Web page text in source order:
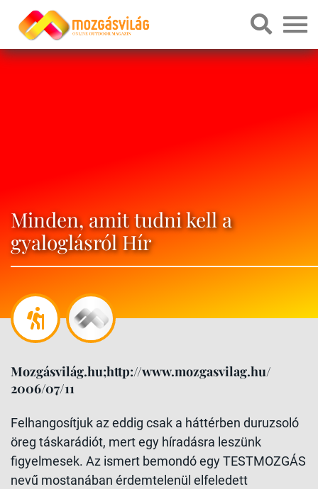
Minden, amit tudni kell a
gyaloglásról Hír
Mozgásvilág.hu;http://www.mozgasvilag.hu/
2006/07/11
Felhangosítjuk az eddig csak a háttérben duruzsoló
öreg táskarádiót, mert egy híradásra leszünk
figyelmesek. Az ismert bemondó egy TESTMOZGÁS
nevű mostanában érdemtelenül elfeledett